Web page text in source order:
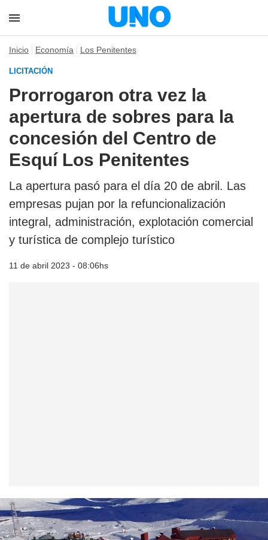
Inicio Economía Los Penitentes
LICITACIÓN
Prorrogaron otra vez la
apertura de sobres para la
concesión del Centro de
Esquí Los Penitentes
La apertura pasó para el día 20 de abril. Las
empresas pujan por la refuncionalización
integral, administración, explotación comercial
y turística de complejo turístico
11 de abril 2023 - 08:06hs